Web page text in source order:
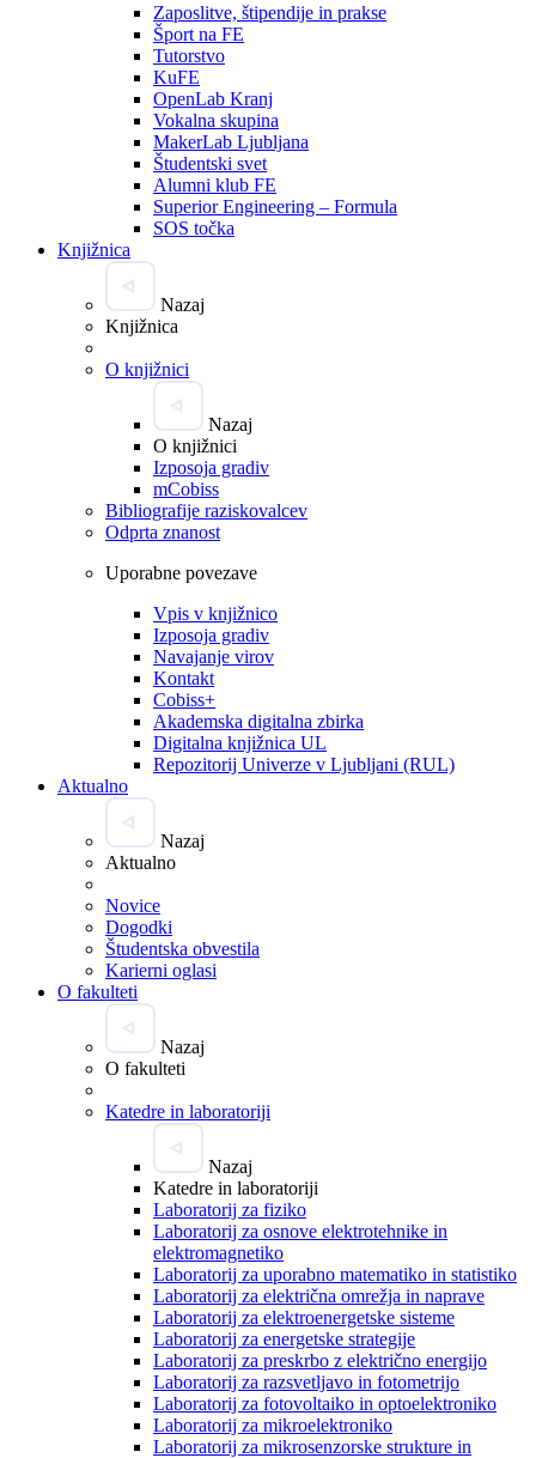
Zaposlitve, štipendije in prakse
Šport na FE
Tutorstvo
KuFE
OpenLab Kranj
Vokalna skupina
MakerLab Ljubljana
Študentski svet
Alumni klub FE
Superior Engineering – Formula
SOS točka
Knjižnica
Nazaj
Knjižnica
O knjižnici
Nazaj
O knjižnici
Izposoja gradiv
mCobiss
Bibliografije raziskovalcev
Odprta znanost
Uporabne povezave
Vpis v knjižnico
Izposoja gradiv
Navajanje virov
Kontakt
Cobiss+
Akademska digitalna zbirka
Digitalna knjižnica UL
Repozitorij Univerze v Ljubljani (RUL)
Aktualno
Nazaj
Aktualno
Novice
Dogodki
Študentska obvestila
Karierni oglasi
O fakulteti
Nazaj
O fakulteti
Katedre in laboratoriji
Nazaj
Katedre in laboratoriji
Laboratorij za fiziko
Laboratorij za osnove elektrotehnike in
elektromagnetiko
Laboratorij za uporabno matematiko in statistiko
Laboratorij za električna omrežja in naprave
Laboratorij za elektroenergetske sisteme
Laboratorij za energetske strategije
Laboratorij za preskrbo z električno energijo
Laboratorij za razsvetljavo in fotometrijo
Laboratorij za fotovoltaiko in optoelektroniko
Laboratorij za mikroelektroniko
Laboratorij za mikrosenzorske strukture in